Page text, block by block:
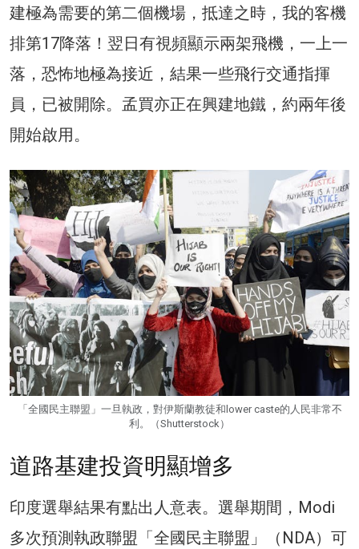
建極為需要的第二個機場，抵達之時，我的客機
排第17降落！翌日有視頻顯示兩架飛機，一上一
落，恐怖地極為接近，結果一些飛行交通指揮
員，已被開除。孟買亦正在興建地鐵，約兩年後
開始啟用。
「全國民主聯盟」一旦執政，對伊斯蘭教徒和lower caste的人民非常不
利。（Shutterstock）
道路基建投資明顯增多
印度選舉結果有點出人意表。選舉期間，Modi
多次預測執政聯盟「全國民主聯盟」（NDA）可